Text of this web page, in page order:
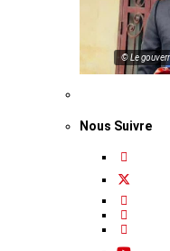
© Le
Nous Suivre